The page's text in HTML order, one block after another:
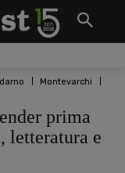
Montevarchi
prima
letteratura e